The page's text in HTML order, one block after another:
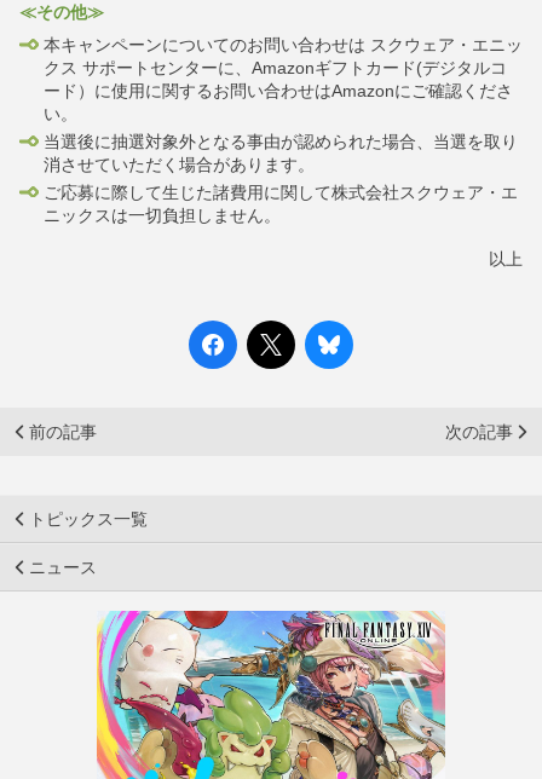
≪その他≫
本キャンペーンについてのお問い合わせは スクウェア・エニッ
クス サポートセンターに、Amazonギフトカード(デジタルコ
ード）に使用に関するお問い合わせはAmazonにご確認くださ
い。
当選後に抽選対象外となる事由が認められた場合、当選を取り
消させていただく場合があります。
ご応募に際して生じた諸費用に関して株式会社スクウェア・エ
ニックスは一切負担しません。
以上
前の記事 次の記事
トピックス一覧
ニュース